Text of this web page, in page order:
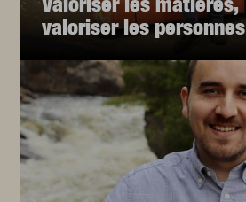
valoriser les personnes